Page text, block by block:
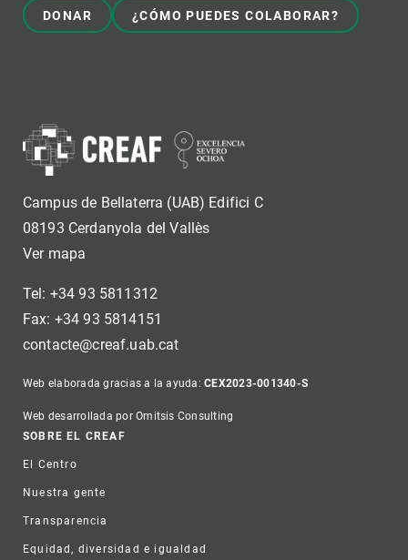
DONAR ¿CÓMO PUEDES COLABORAR?
Campus de Bellaterra (UAB) Edifici C
08193 Cerdanyola del Vallès
Ver mapa
Tel: +34 93 5811312
Fax: +34 93 5814151
contacte@creaf.uab.cat
Web elaborada gracias a la ayuda:CEX2023-001340-S
Web desarrollada por Omitsis Consulting
Footer
SOBRE EL CREAF
El Centro
Nuestra gente
Transparencia
Equidad, diversidad e igualdad